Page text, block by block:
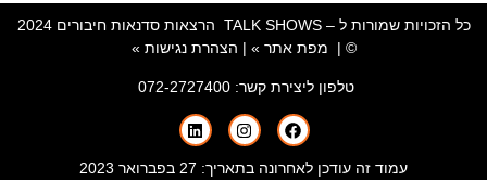
כל הזכויות שמורות ל – TALK SHOWS הרצאות סדנאות חיבורים 2024
© | מפת אתר » | הצהרת נגישות »
טלפון ליצירת קשר:072-2727400
עמוד זה עודכן לאחרונה בתאריך: 27 בפברואר 2023